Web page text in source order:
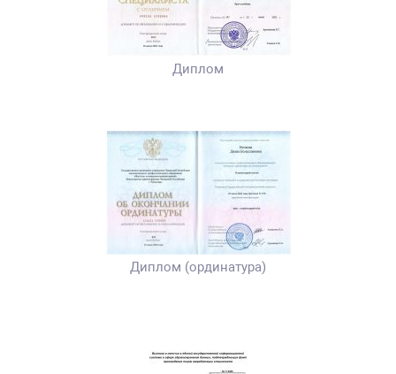
Диплом
Диплом (ординатура)